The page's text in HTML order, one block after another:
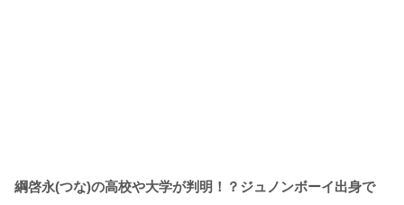
綱啓永(つな)の高校や大学が判明！？ジュノンボーイ出身で